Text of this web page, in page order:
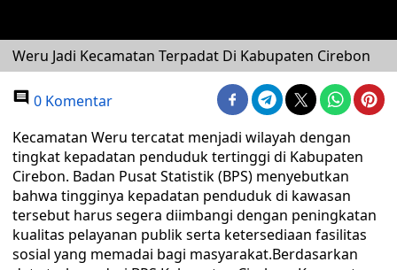
Weru Jadi Kecamatan Terpadat Di Kabupaten Cirebon
0 Komentar
Kecamatan Weru tercatat menjadi wilayah dengan
tingkat kepadatan penduduk tertinggi di Kabupaten
Cirebon. Badan Pusat Statistik (BPS) menyebutkan
bahwa tingginya kepadatan penduduk di kawasan
tersebut harus segera diimbangi dengan peningkatan
kualitas pelayanan publik serta ketersediaan fasilitas
sosial yang memadai bagi masyarakat.‎Berdasarkan